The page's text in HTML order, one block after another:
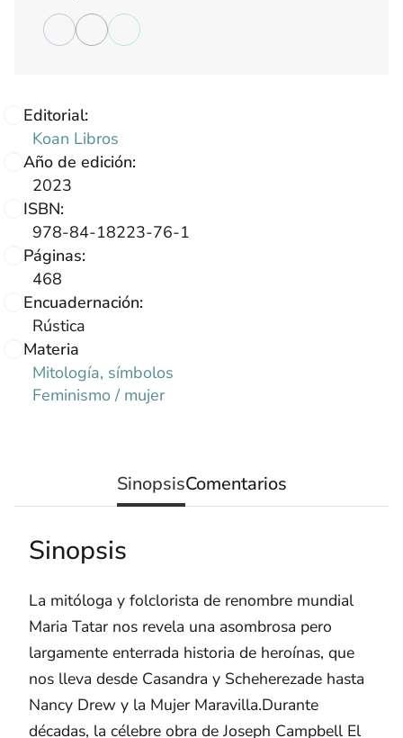
Editorial:
Koan Libros
Año de edición:
2023
ISBN:
978-84-18223-76-1
Páginas:
468
Encuadernación:
Rústica
Materia
Mitología, símbolos
Feminismo / mujer
SinopsisComentarios
Sinopsis
La mitóloga y folclorista de renombre mundial
Maria Tatar nos revela una asombrosa pero
largamente enterrada historia de heroínas, que
nos lleva desde Casandra y Scheherezade hasta
Nancy Drew y la Mujer Maravilla.Durante
décadas, la célebre obra de Joseph Campbell El